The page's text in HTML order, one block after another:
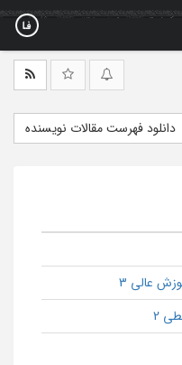
دانلود فهرست مقالات نویسنده
عالی 3
2